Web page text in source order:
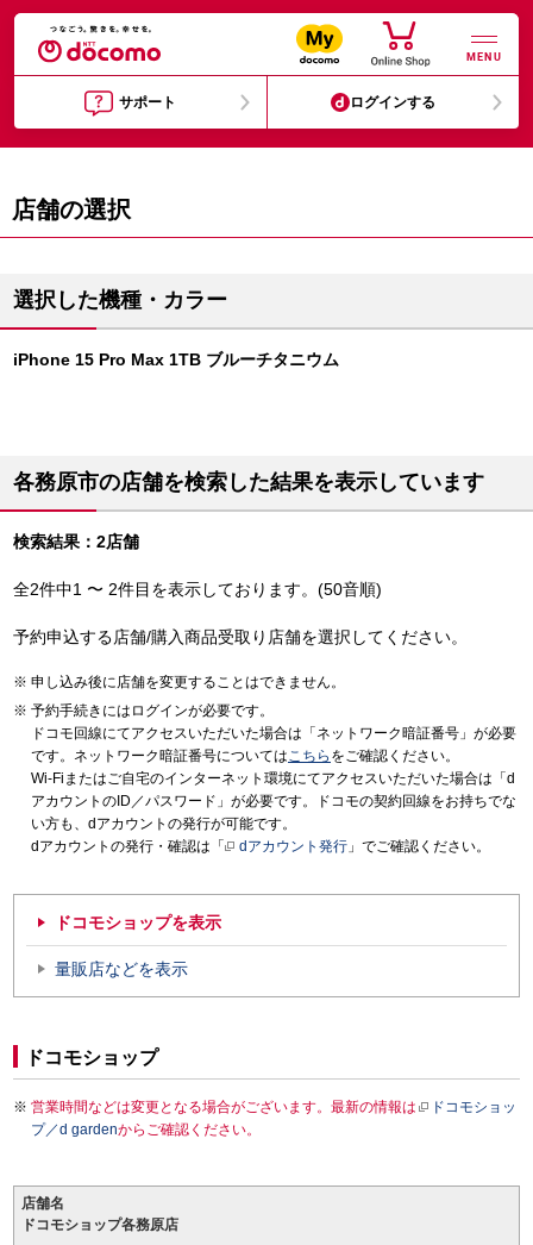
MENU
サポート ログインする
店舗の選択
選択した機種・カラー
iPhone 15 Pro Max 1TB ブルーチタニウム
各務原市の店舗を検索した結果を表示しています
検索結果：2店舗
全2件中1 〜 2件目を表示しております。(50音順)
予約申込する店舗/購入商品受取り店舗を選択してください。
申し込み後に店舗を変更することはできません。
予約手続きにはログインが必要です。
ドコモ回線にてアクセスいただいた場合は「ネットワーク暗証番号」が必要
です。ネットワーク暗証番号についてはこちら をご確認ください。
Wi-Fiまたはご自宅のインターネット環境にてアクセスいただいた場合は「d
アカウントのID／パスワード」が必要です。ドコモの契約回線をお持ちでな
い方も、dアカウントの発行が可能です。
dアカウントの発行・確認は「
dアカウント発行 」でご確認ください。
ドコモショップを表示
量販店などを表示
ドコモショップ
営業時間などは変更となる場合がございます。最新の情報は
ドコモショッ
プ／d gardenからご確認ください。
店舗名
ドコモショップ各務原店